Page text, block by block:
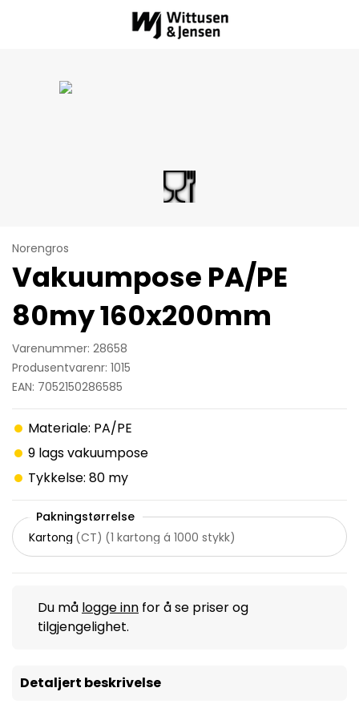
Norengros
Vakuumpose PA/PE
80my 160x200mm
Varenummer: 28658
Produsentvarenr: 1015
EAN: 7052150286585
Materiale: PA/PE
9 lags vakuumpose
Tykkelse: 80 my
Pakningstørrelse
Kartong (CT) (1 kartong á 1000 stykk)
Du må logge inn for å se priser og
tilgjengelighet.
Detaljert beskrivelse